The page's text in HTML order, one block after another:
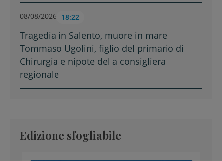
08/08/2026 18:22
Tragedia in Salento, muore in mare
Tommaso Ugolini, figlio del primario di
Chirurgia e nipote della consigliera
regionale
Edizione sfogliabile